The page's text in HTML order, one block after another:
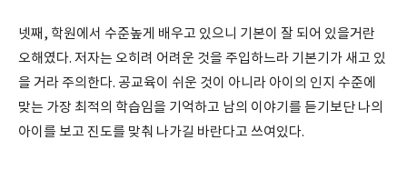
넷째, 학원에서 수준높게 배우고 있으니 기본이 잘 되어 있을거란
오해였다. 저자는 오히려 어려운 것을 주입하느라 기본기가 새고 있
을 거라 주의한다. 공교육이 쉬운 것이 아니라 아이의 인지 수준에
맞는 가장 최적의 학습임을 기억하고 남의 이야기를 듣기보단 나의
아이를 보고 진도를 맞춰 나가길 바란다고 쓰여있다.